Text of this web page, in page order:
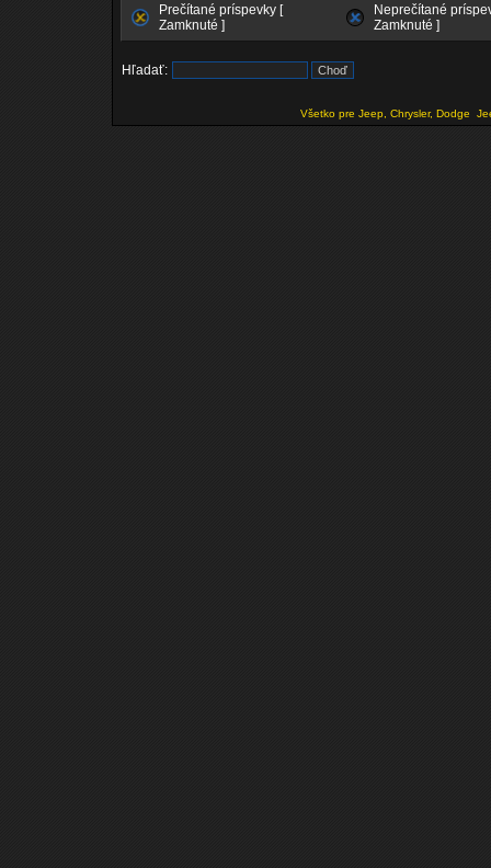
Prečítané príspevky [
Zamknuté ]
Neprečítané
Zamknuté ]
Hľadať:
Všetko pre Jeep, Chrysler, Dodge